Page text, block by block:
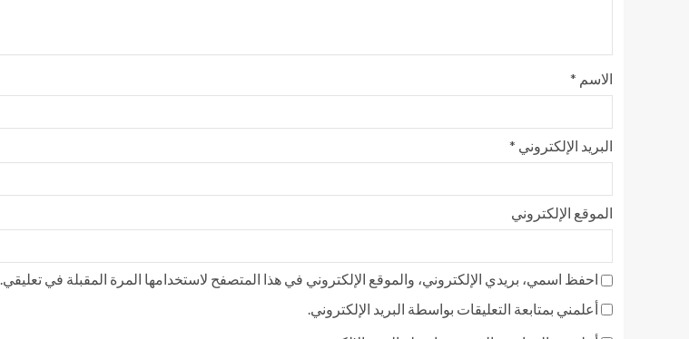
الاسم *
البريد الإلكتروني *
الموقع الإلكتروني
احفظ اسمي، بريدي الإلكتروني، والموقع الإلكتروني في هذا المتصفح لاستخدامها المرة المقبلة في تعليقي.
أعلمني بمتابعة التعليقات بواسطة البريد الإلكتروني.